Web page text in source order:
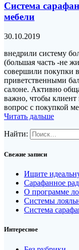
Система
мебели
30.10.2019
внедрили систему
(большая часть -не
совершили покупки
приветственными
салоне. Активно
важно, чтобы клиент
вопрос с покупкой
Читать дальше
Найти:
Свежие записи
Ищите
Сарафанное
О программе
Системы
Система
Интересное